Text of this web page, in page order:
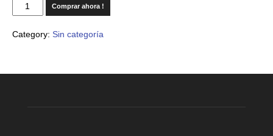
Comprar ahora !
Category: Sin categoría